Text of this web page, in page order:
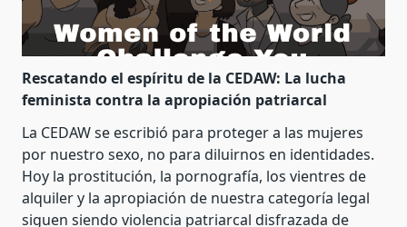
Rescatando el espíritu de la CEDAW: La lucha
feminista contra la apropiación patriarcal
La CEDAW se escribió para proteger a las mujeres
por nuestro sexo, no para diluirnos en identidades.
Hoy la prostitución, la pornografía, los vientres de
alquiler y la apropiación de nuestra categoría legal
siguen siendo violencia patriarcal disfrazada de